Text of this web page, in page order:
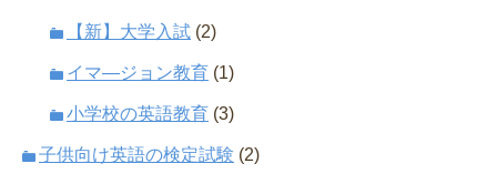
【新】大学入試 (2)
イマ―ジョン教育 (1)
小学校の英語教育 (3)
子供向け英語の検定試験 (2)